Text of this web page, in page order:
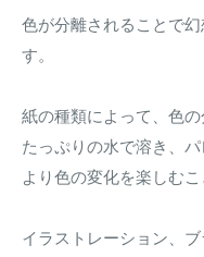
色が分離されることで
す。
紙の種類によって、色の
たっぷりの水で溶き、
より色の変化を楽しむこ
イラストレーション、